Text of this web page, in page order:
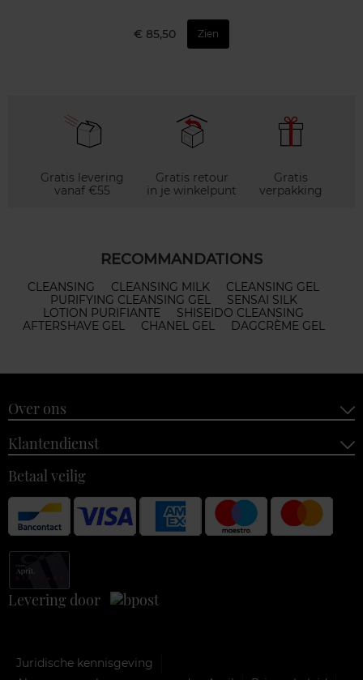
€ 85,50 Zien
Gratis levering
vanaf €55
Gratis retour
in je winkelpunt
Gratis
verpakking
RECOMMANDATIONS
CLEANSING CLEANSING MILK
CLEANSING GEL
PURIFYING CLEANSING GEL
SENSAI SILK
LOTION PURIFIANTE
SHISEIDO CLEANSING
AFTERSHAVE GEL
CHANEL GEL DAGCRÈME GEL
Over ons
Klantendienst
Betaal veilig
Levering door
Juridische kennisgeving